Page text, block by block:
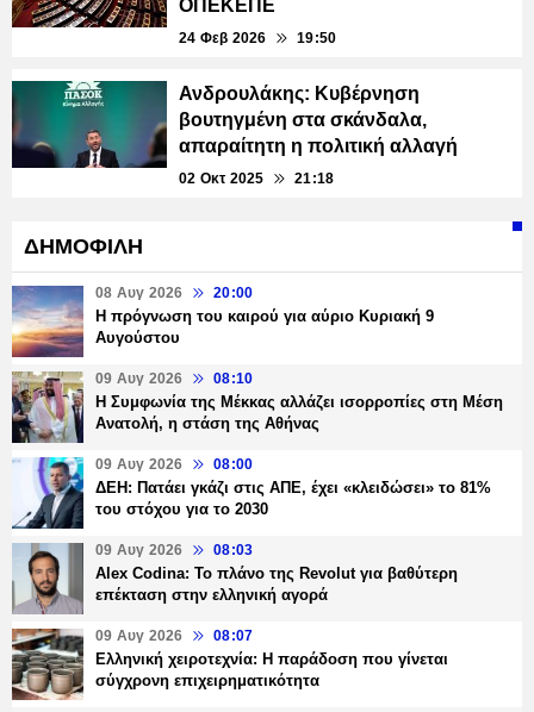
ΟΠΕΚΕΠΕ
24 Φεβ 2026 19:50
Ανδρουλάκης: Κυβέρνηση
βουτηγμένη στα σκάνδαλα,
απαραίτητη η πολιτική αλλαγή
02 Οκτ 2025 21:18
ΔΗΜΟΦΙΛΗ
08 Αυγ 2026 20:00
Η πρόγνωση του καιρού για αύριο Κυριακή 9
Αυγούστου
09 Αυγ 2026 08:10
Η Συμφωνία της Μέκκας αλλάζει ισορροπίες στη Μέση
Ανατολή, η στάση της Αθήνας
09 Αυγ 2026 08:00
ΔΕΗ: Πατάει γκάζι στις ΑΠΕ, έχει «κλειδώσει» το 81%
του στόχου για το 2030
09 Αυγ 2026 08:03
Alex Codina: Το πλάνο της Revolut για βαθύτερη
επέκταση στην ελληνική αγορά
09 Αυγ 2026 08:07
Ελληνική χειροτεχνία: Η παράδοση που γίνεται
σύγχρονη επιχειρηματικότητα